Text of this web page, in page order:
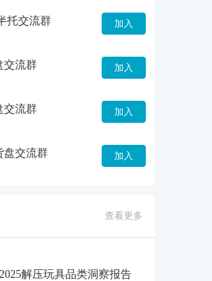
托交流群 加入
交流群 加入
交流群 加入
盘交流群 加入
查看更多
2025解压玩具品类洞察报告